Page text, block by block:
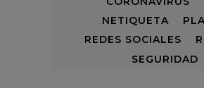
NETIQUETA
REDES SOCIALES
SEGURIDAD